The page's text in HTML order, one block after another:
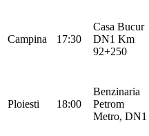
Campina 17:30
Casa Bucur
DN1 Km
92+250
Ploiesti 18:00
Benzinaria
Petrom
Metro, DN1